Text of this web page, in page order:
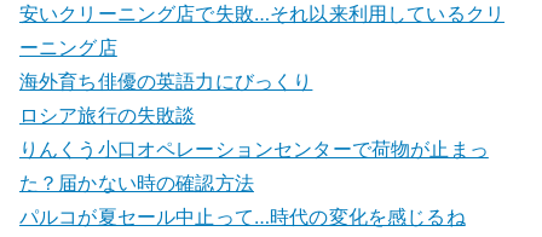
安いクリーニング店で失敗…それ以来利用しているクリ
ーニング店
海外育ち俳優の英語力にびっくり
ロシア旅行の失敗談
りんくう小口オペレーションセンターで荷物が止まっ
た？届かない時の確認方法
パルコが夏セール中止って…時代の変化を感じるね